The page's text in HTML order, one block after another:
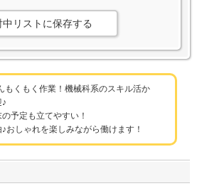
中リストに保存する
もくもく作業！機械科系のスキル活か
予定も立てやすい！
おしゃれを楽しみながら働けます！